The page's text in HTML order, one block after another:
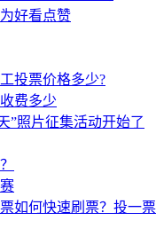
好看点赞
投票价格多少?
费多少
”照片征集活动开始了
如何快速刷票？投一